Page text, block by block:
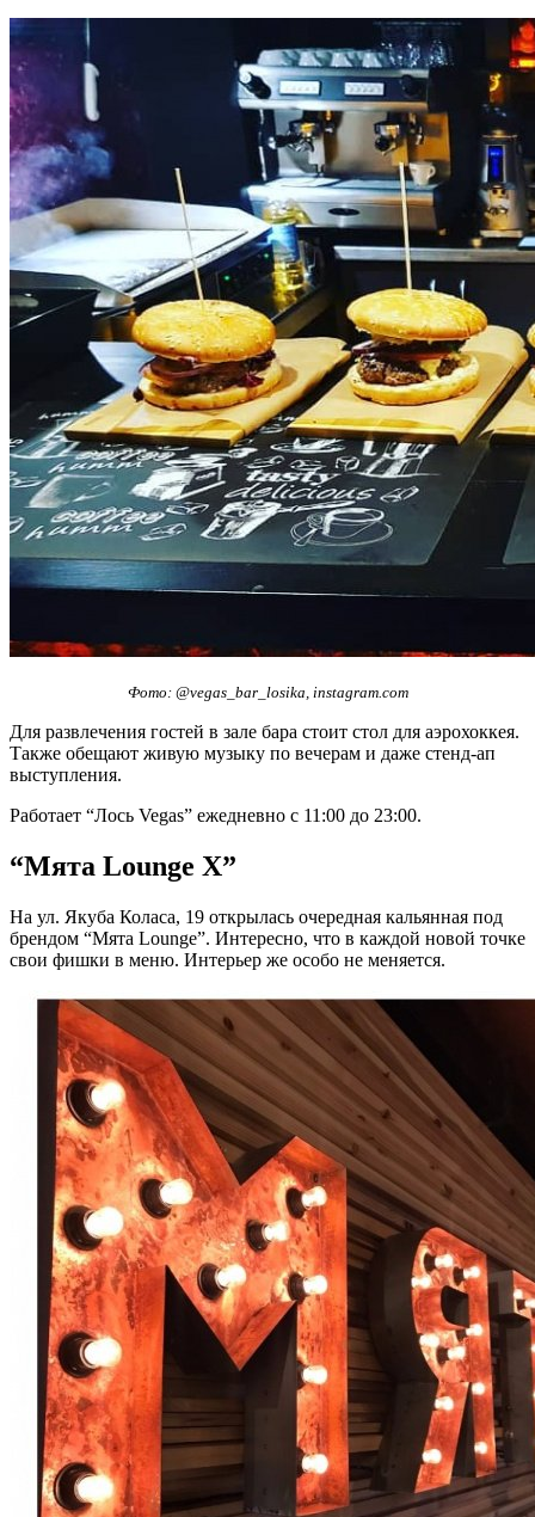
Фото: @vegas_bar_losika, instagram.com
Для развлечения гостей в зале бара стоит стол для аэрохоккея.
Также обещают живую музыку по вечерам и даже стенд-ап
выступления.
Работает “Лось Vegas” ежедневно с 11:00 до 23:00.
“Мята Lounge X”
На ул. Якуба Коласа, 19 открылась очередная кальянная под
брендом “Мята Lounge”. Интересно, что в каждой новой точке
свои фишки в меню. Интерьер же особо не меняется.